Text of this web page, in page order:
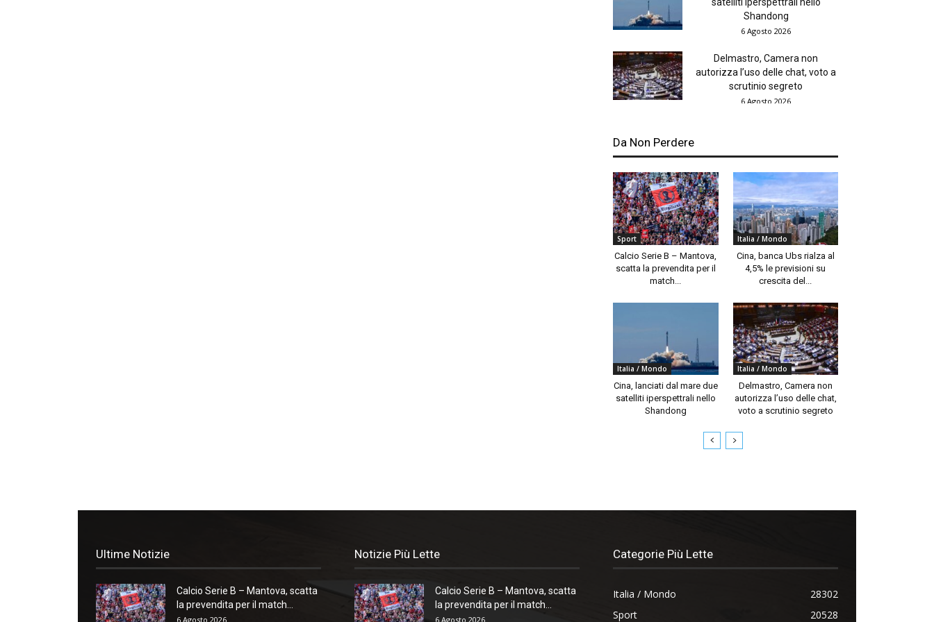
satelliti iperspettrali nello
Shandong
6 Agosto 2026
Delmastro, Camera non
autorizza l’uso delle chat, voto a
scrutinio segreto
6 Agosto 2026
Da Non Perdere
Sport
Calcio Serie B – Mantova,
scatta la prevendita per il
match...
Italia / Mondo
Cina, banca Ubs rialza al
4,5% le previsioni su
crescita del...
Italia / Mondo
Cina, lanciati dal mare due
satelliti iperspettrali nello
Shandong
Italia / Mondo
Delmastro, Camera non
autorizza l’uso delle chat,
voto a scrutinio segreto
Ultime Notizie
Calcio Serie B – Mantova, scatta
la prevendita per il match...
6 Agosto 2026
Notizie Più Lette
Calcio Serie B – Mantova, scatta
la prevendita per il match...
6 Agosto 2026
Categorie Più Lette
Italia / Mondo
28302
Sport
20528